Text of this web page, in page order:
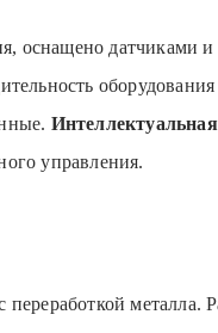
оснащено
управления.
металла.